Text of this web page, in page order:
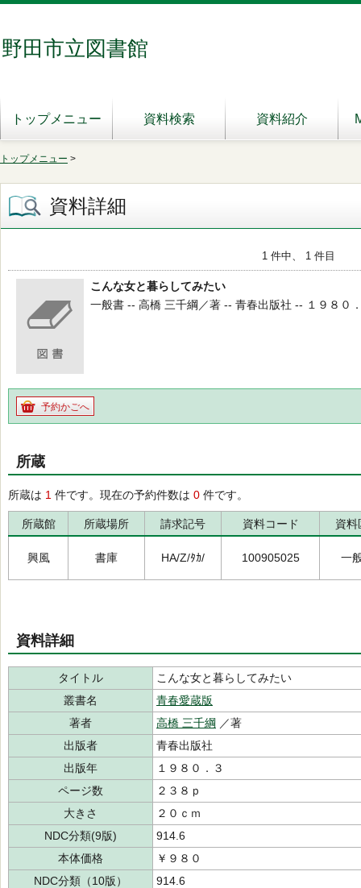
野田市立図書館
トップメニュー 資料検索 資料紹介
トップメニュー >
資料詳細
1 件中、 1 件目
こんな女と暮らしてみたい
一般書 -- 高橋 三千綱／著 -- 青春出版社 -- １９８０
予約かごへ
所蔵
所蔵は 1 件です。現在の予約件数は 0 件です。
所蔵館 所蔵場所 請求記号 資料コード 資料
興風 書庫 HA/Z/ﾀｶ/ 100905025 一
資料詳細
タイトル
こんな女と暮らしてみたい
叢書名
青春愛蔵版
著者
高橋 三千綱 ／著
出版者
青春出版社
出版年
１９８０．３
ページ数
２３８ｐ
大きさ
２０ｃｍ
NDC分類(9版)
914.6
本体価格
￥９８０
NDC分類（10版）
914.6